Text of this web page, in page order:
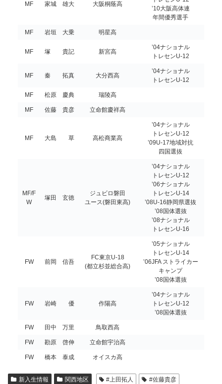
MF 家城 雄大 大阪桐蔭高
’10大阪高体連
年間優秀選手
MF 岩垣 大乗 明星高
MF 塚 貴記 新宮高
’04ナショナル
トレセンU-12
MF 秦 拓真 大分西高
’04ナショナル
トレセンU-12
MF 松原 慶典 瑞陵高
MF 佐藤 貴彦 立命館慶祥高
MF 大島 草 高松商業高
’04ナショナル
トレセンU-12
’09U-17地域対抗
四国選抜
MF/F
W
塚田 玄徳
ジュビロ磐田
ユース(磐田東高)
’04ナショナル
トレセンU-12
’06ナショナル
トレセンU-14
’08U-16静岡県選抜
’08国体選抜
’08ナショナル
トレセンU-16
FW 前岡 信吾
FC東京U-18
(都立杉並総合高)
’05ナショナル
トレセンU-14
’06JFA ストライカー
キャンプ
’08国体選抜
FW 岩崎 優 作陽高
’04ナショナル
トレセンU-12
’08国体選抜
FW 田中 万里 鳥取西高
FW 勘原 啓伸 立命館宇治高
FW 橋本 泰成 オイスカ高
新入生情報 関西地区 #上田拓人
#佐藤貴彦